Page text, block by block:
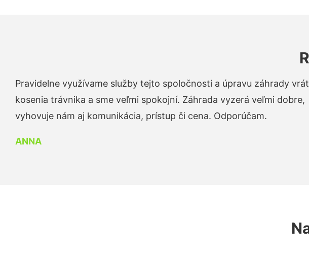
Pravidelne využívame služby tejto spoločnosti a úpravu záhrady
kosenia trávnika a sme veľmi spokojní. Záhrada vyzerá veľmi dobre,
vyhovuje nám aj komunikácia, prístup či cena. Odporúčam.
ANNA